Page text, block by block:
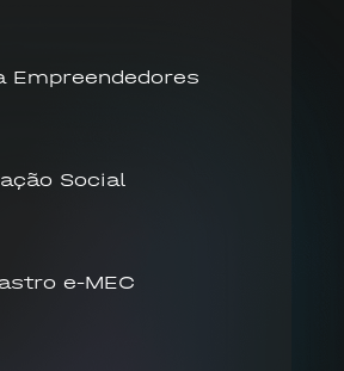
Empreendedores
Social
e-MEC